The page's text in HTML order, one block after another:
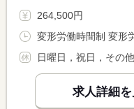
264,500円
日曜日，祝日，その他
求人詳細を